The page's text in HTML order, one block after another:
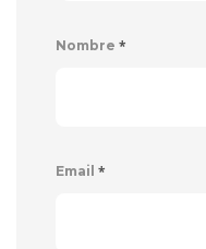
Nombre *
Email *